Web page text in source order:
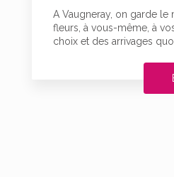
A Vaugneray, on garde le
fleurs, à vous-même, à
choix et des arrivages